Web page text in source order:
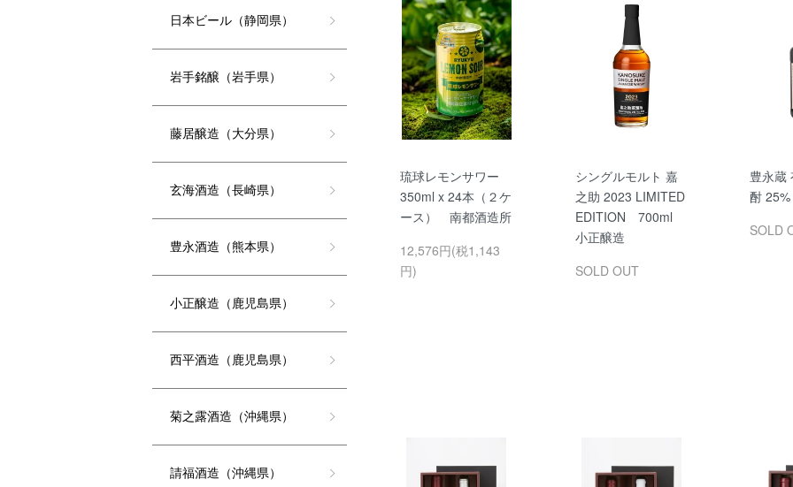
琉球レモンサワー
350ml x 24本（２ケ
ース） 南都酒造所
12,576円(税1,143
円)
シングルモルト 嘉
之助 2023 LIMITED
EDITION 700ml
小正醸造
SOLD OUT
豊永蔵
酎
SOLD
日本ビール（静岡県）
岩手銘醸（岩手県）
藤居醸造（大分県）
玄海酒造（長崎県）
豊永酒造（熊本県）
小正醸造（鹿児島県）
西平酒造（鹿児島県）
菊之露酒造（沖縄県）
請福酒造（沖縄県）